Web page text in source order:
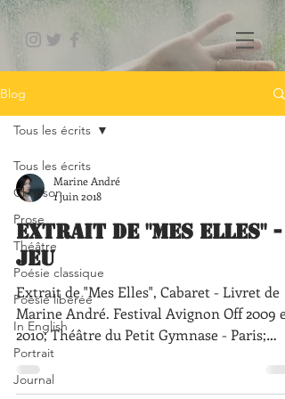
Blog
Tous les écrits
Chanson
Prose
Théâtre
Poésie classique
Poésie libérée
In English
Portrait
Journal
Tous les écrits
Marine André
1 juin 2018
Extrait de "Mes Elles" -
Jeu
Extrait de "Mes Elles", Cabaret - Livret de
Marine André. Festival Avignon Off 2009 et
2010; Théâtre du Petit Gymnase - Paris;
tournée....